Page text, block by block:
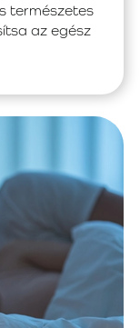
természetes
az egész